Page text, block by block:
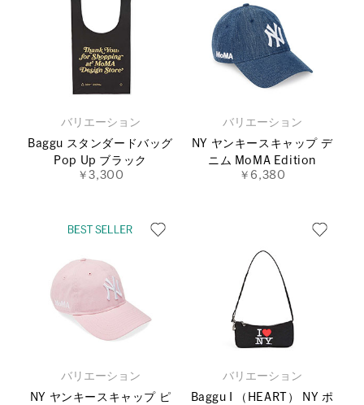
バリエーション
Baggu スタンダードバッグ
Pop Up ブラック
￥3,300
バリエーション
NY ヤンキースキャップ デ
ニム MoMA Edition
￥6,380
バリエーション
NY ヤンキースキャップ ピ
バリエーション
Baggu I （HEART） NY ポ